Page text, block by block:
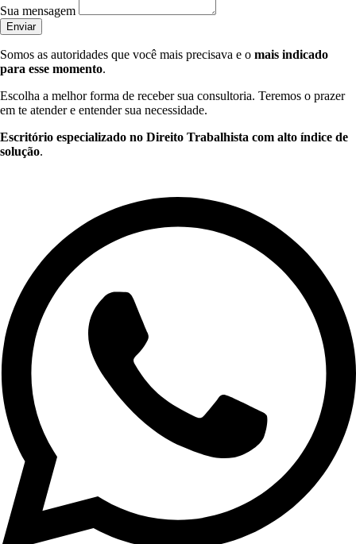
Sua mensagem
Enviar
Somos as autoridades que você mais precisava e o mais indicado
para esse momento.
Escolha a melhor forma de receber sua consultoria. Teremos o prazer
em te atender e entender sua necessidade.
Escritório especializado no Direito Trabalhista com alto índice de
solução.